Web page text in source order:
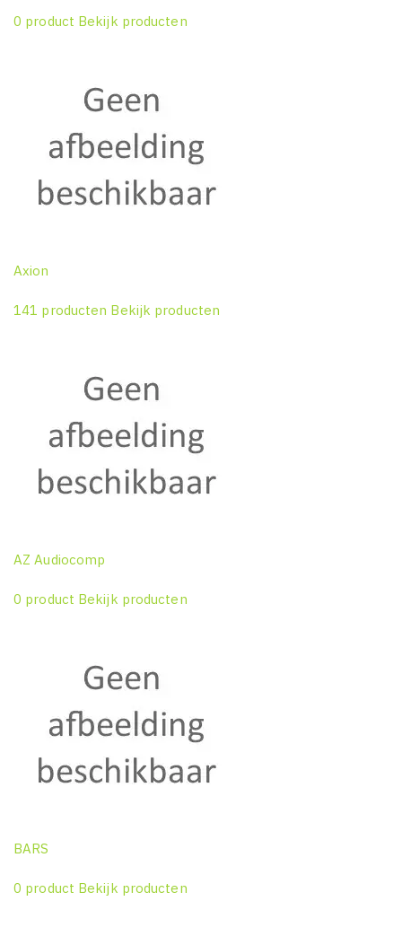
0 product Bekijk producten
Axion
141 producten Bekijk producten
AZ Audiocomp
0 product Bekijk producten
BARS
0 product Bekijk producten